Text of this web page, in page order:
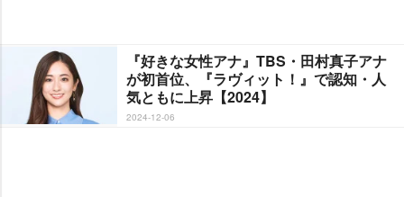
『好きな女性アナ』TBS・田村真子アナ
が初首位、『ラヴィット！』で認知・人
気ともに上昇【2024】
2024-12-06